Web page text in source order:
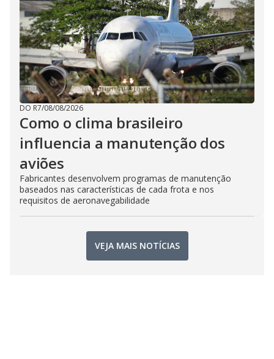
DO R7/08/08/2026
Como o clima brasileiro
influencia a manutenção dos
aviões
Fabricantes desenvolvem programas de manutenção
baseados nas características de cada frota e nos
requisitos de aeronavegabilidade
VEJA MAIS NOTÍCIAS